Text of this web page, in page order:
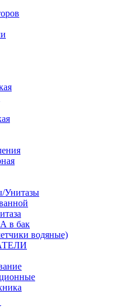
Унитазы
в бак
водяные)